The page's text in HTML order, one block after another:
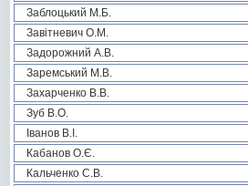
Заблоцький М.Б.
Завітневич О.М.
Задорожний А.В.
Заремський М.В.
Захарченко В.В.
Зуб В.О.
Іванов В.І.
Кабанов О.Є.
Кальченко С.В.